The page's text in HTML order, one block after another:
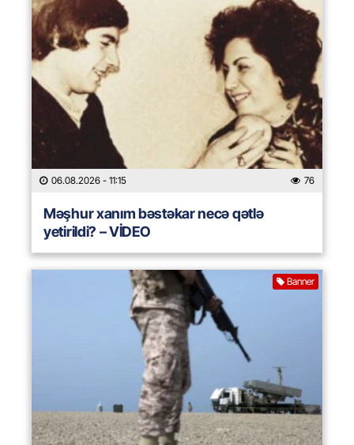
06.08.2026 - 11:15 76
Məşhur xanım bəstəkar necə qətlə
yetirildi? – VİDEO
Banner